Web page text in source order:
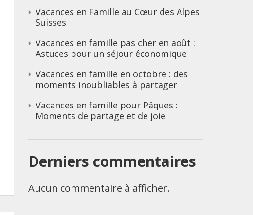
Vacances en Famille au Cœur des Alpes
Suisses
Vacances en famille pas cher en août :
Astuces pour un séjour économique
Vacances en famille en octobre : des
moments inoubliables à partager
Vacances en famille pour Pâques :
Moments de partage et de joie
Derniers commentaires
Aucun commentaire à afficher.